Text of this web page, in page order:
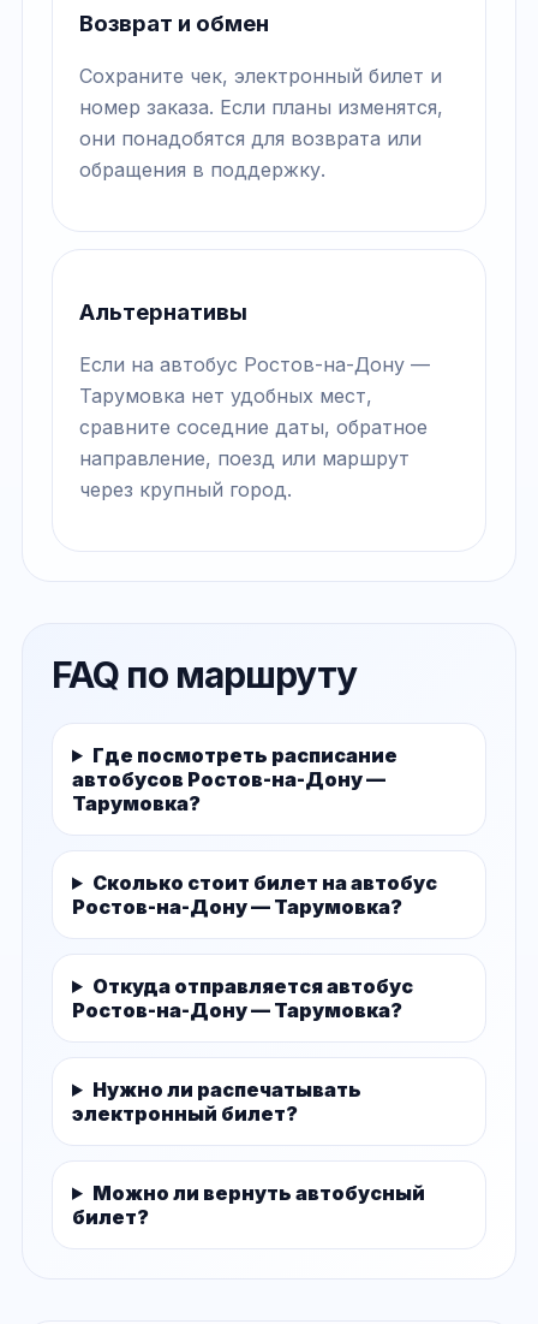
Возврат и обмен
Сохраните чек, электронный билет и
номер заказа. Если планы изменятся,
они понадобятся для возврата или
обращения в поддержку.
Альтернативы
Если на автобус Ростов-на-Дону —
Тарумовка нет удобных мест,
сравните соседние даты, обратное
направление, поезд или маршрут
через крупный город.
FAQ по маршруту
Где посмотреть расписание
автобусов Ростов-на-Дону —
Тарумовка?
Сколько стоит билет на автобус
Ростов-на-Дону — Тарумовка?
Откуда отправляется автобус
Ростов-на-Дону — Тарумовка?
Нужно ли распечатывать
электронный билет?
Можно ли вернуть автобусный
билет?